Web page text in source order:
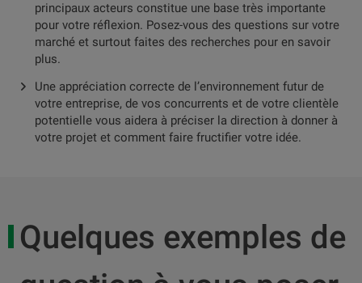
principaux acteurs constitue une base très importante
pour votre réflexion. Posez-vous des questions sur votre
marché et surtout faites des recherches pour en savoir
plus.
Une appréciation correcte de l’environnement futur de
votre entreprise, de vos concurrents et de votre clientèle
potentielle vous aidera à préciser la direction à donner à
votre projet et comment faire fructifier votre idée.
Quelques exemples de